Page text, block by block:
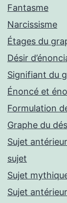
Fantasme
Narcissisme
Étages du
Désir
Signifiant du
Énoncé et
Formulation
Graphe du
Sujet
sujet
Sujet
Sujet